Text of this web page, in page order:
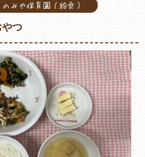
会社概要
保育園のご紹介
・見学の問い合わせ
みや保育園（給食）
つ